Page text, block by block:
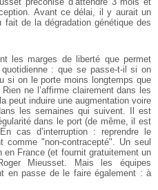
Avant ce délai, il y aurait un
de la dégradation génétique des
les marges de liberté que permet
: que se passe-t-il si on
si on le porte moins longtemps que
ne l’affirme clairement dans les
peut induire une augmentation voire
les semaines qui suivent. Il est
dans le port (de même, il est
cas d’interruption : reprendre le
"non-contracepté". Un seul
France (et fournit gratuitement un
Mieusset. Mais les équipes
en passe de le faire également : à